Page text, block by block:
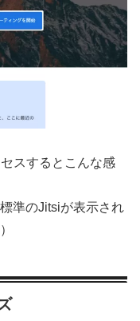
スするとこんな感
準のJitsiが表示され